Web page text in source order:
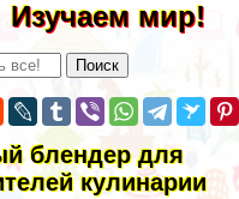
Изучаем мир!
блендер для
кулинарии